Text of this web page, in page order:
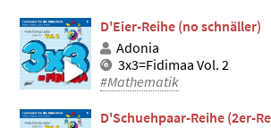
D'Eier-Reihe (no schnäller)
Adonia
3x3=Fidimaa Vol. 2
#Mathematik
D'Schuehpaar-Reihe (2er-